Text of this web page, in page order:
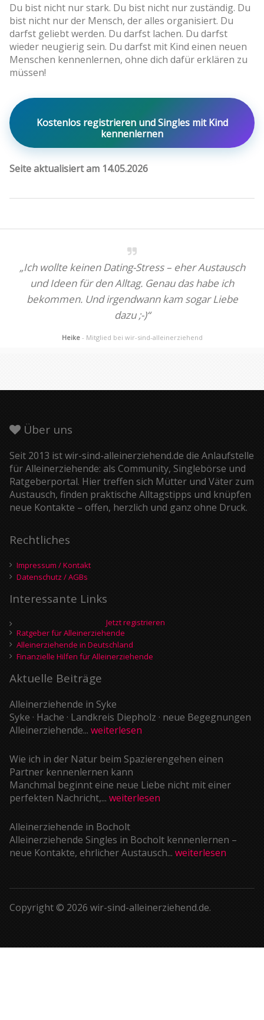
Du bist nicht nur stark. Du bist nicht nur zuständig. Du
bist nicht nur der Mensch, der alles organisiert. Du
darfst geliebt werden. Du darfst lachen. Du darfst
wieder neugierig sein. Du darfst mit Kind einen neuen
Menschen kennenlernen, ohne dich dafür erklären zu
müssen!
Kostenlos registrieren und Singles mit Kind
kennenlernen
Seite aktualisiert am 14.05.2026
„Ich wollte keinen Dating-Stress – eher Austausch
und Ideen für den Alltag. Genau das habe ich
bekommen. Und irgendwann kam sogar Liebe
dazu ;-)“
Heike - Mitglied bei wir-sind-alleinerziehend
Über uns
Seit 2013 ist wir-sind-alleinerziehend.de die Anlaufstelle
für Alleinerziehende: als Community, Singlebörse und
Ratgeberportal. Hier treffen sich Mütter und Väter zum
Austausch, finden praktische Alltagstipps und knüpfen
neue Kontakte – offen, herzlich und ganz ohne Druck.
Rechtliches
Impressum / Kontakt
Datenschutz / AGBs
Interessante Links
Jetzt registrieren
Ratgeber für Alleinerziehende
Alleinerziehende in Deutschland
Finanzielle Hilfen für Alleinerziehende
Aktuelle Beiträge
Alleinerziehende in Syke
Syke · Hache · Landkreis Diepholz · neue Begegnungen
Alleinerziehende... weiterlesen
Wie ich in der Natur beim Spazierengehen einen
Partner kennenlernen kann
Manchmal beginnt eine neue Liebe nicht mit einer
perfekten Nachricht,... weiterlesen
Alleinerziehende in Bocholt
Alleinerziehende Singles in Bocholt kennenlernen –
neue Kontakte, ehrlicher Austausch... weiterlesen
Copyright © 2026 wir-sind-alleinerziehend.de.